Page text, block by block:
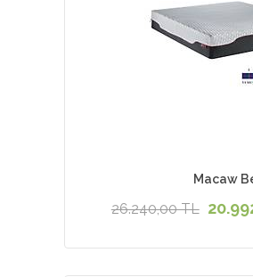
Macaw
26.240,00 TL